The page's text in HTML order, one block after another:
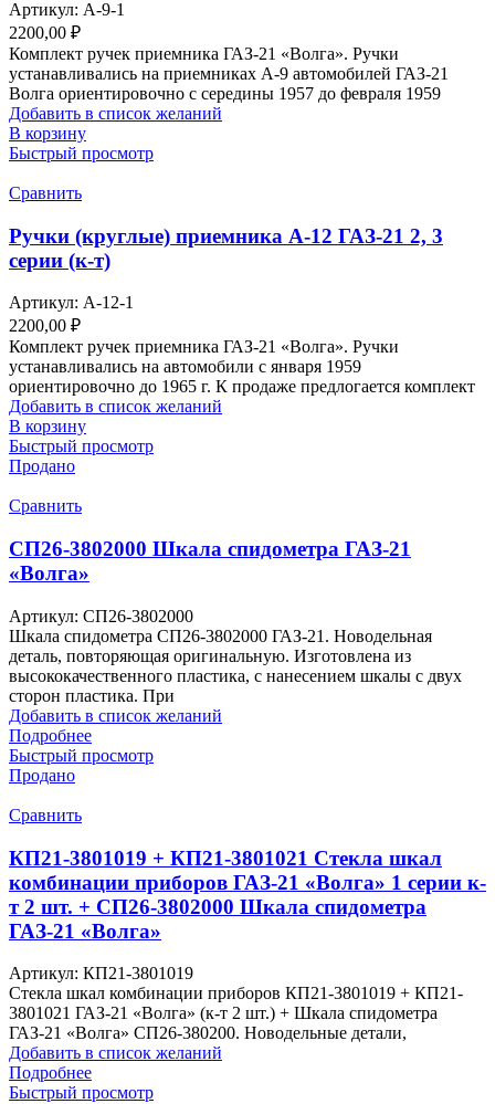
Артикул: А-9-1
2200,00 ₽
Комплект ручек приемника ГАЗ-21 «Волга». Ручки
устанавливались на приемниках А-9 автомобилей ГАЗ-21
Волга ориентировочно с середины 1957 до февраля 1959
Добавить в список желаний
В корзину
Быстрый просмотр
Сравнить
Ручки (круглые) приемника А-12 ГАЗ-21 2, 3
серии (к-т)
Артикул: А-12-1
2200,00 ₽
Комплект ручек приемника ГАЗ-21 «Волга». Ручки
устанавливались на автомобили с января 1959
ориентировочно до 1965 г. К продаже предлогается комплект
Добавить в список желаний
В корзину
Быстрый просмотр
Продано
Сравнить
СП26-3802000 Шкала спидометра ГАЗ-21
«Волга»
Артикул: СП26-3802000
Шкала спидометра СП26-3802000 ГАЗ-21. Новодельная
деталь, повторяющая оригинальную. Изготовлена из
высококачественного пластика, с нанесением шкалы с двух
сторон пластика. При
Добавить в список желаний
Подробнее
Быстрый просмотр
Продано
Сравнить
КП21-3801019 + КП21-3801021 Стекла шкал
комбинации приборов ГАЗ-21 «Волга» 1 серии к-
т 2 шт. + СП26-3802000 Шкала спидометра
ГАЗ-21 «Волга»
Артикул: КП21-3801019
Стекла шкал комбинации приборов КП21-3801019 + КП21-
3801021 ГАЗ-21 «Волга» (к-т 2 шт.) + Шкала спидометра
ГАЗ-21 «Волга» СП26-380200. Новодельные детали,
Добавить в список желаний
Подробнее
Быстрый просмотр